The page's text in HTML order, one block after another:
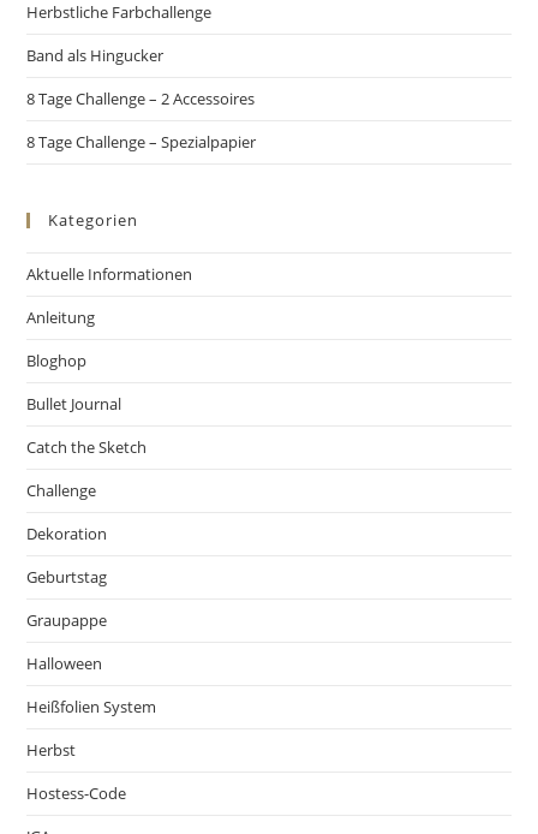
Herbstliche Farbchallenge
Band als Hingucker
8 Tage Challenge – 2 Accessoires
8 Tage Challenge – Spezialpapier
Kategorien
Aktuelle Informationen
Anleitung
Bloghop
Bullet Journal
Catch the Sketch
Challenge
Dekoration
Geburtstag
Graupappe
Halloween
Heißfolien System
Herbst
Hostess-Code